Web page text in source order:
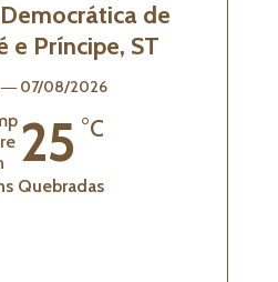
de
e Príncipe, ST
― 07/08/2026
25 °C
Quebradas